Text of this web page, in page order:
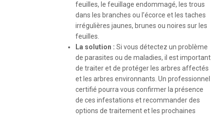
feuilles, le feuillage endommagé, les trous
dans les branches ou l’écorce et les taches
irrégulières jaunes, brunes ou noires sur les
feuilles.
La solution : Si vous détectez un problème
de parasites ou de maladies, il est important
de traiter et de protéger les arbres affectés
et les arbres environnants. Un professionnel
certifié pourra vous confirmer la présence
de ces infestations et recommander des
options de traitement et les prochaines